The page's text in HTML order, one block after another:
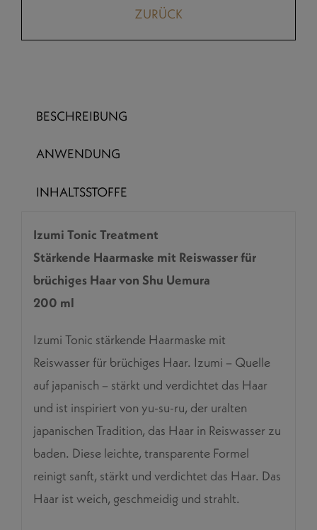
ZURÜCK
BESCHREIBUNG
ANWENDUNG
INHALTSSTOFFE
Izumi Tonic Treatment
Stärkende Haarmaske mit Reiswasser für
brüchiges Haar von Shu Uemura
200 ml
Izumi Tonic stärkende Haarmaske mit
Reiswasser für brüchiges Haar. Izumi – Quelle
auf japanisch – stärkt und verdichtet das Haar
und ist inspiriert von yu-su-ru, der uralten
japanischen Tradition, das Haar in Reiswasser zu
baden. Diese leichte, transparente Formel
reinigt sanft, stärkt und verdichtet das Haar. Das
Haar ist weich, geschmeidig und strahlt.